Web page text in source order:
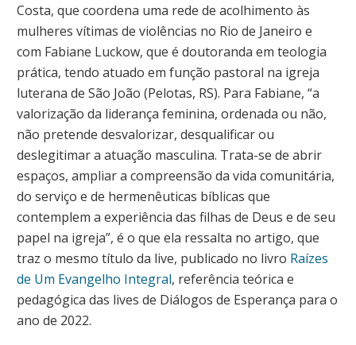
Costa, que coordena uma rede de acolhimento às
mulheres vítimas de violências no Rio de Janeiro e
com Fabiane Luckow, que é doutoranda em teologia
prática, tendo atuado em função pastoral na igreja
luterana de São João (Pelotas, RS). Para Fabiane, “a
valorização da liderança feminina, ordenada ou não,
não pretende desvalorizar, desqualificar ou
deslegitimar a atuação masculina. Trata-se de abrir
espaços, ampliar a compreensão da vida comunitária,
do serviço e de hermenêuticas bíblicas que
contemplem a experiência das filhas de Deus e de seu
papel na igreja”, é o que ela ressalta no artigo, que
traz o mesmo título da live, publicado no livro Raízes
de Um Evangelho Integral, referência teórica e
pedagógica das lives de Diálogos de Esperança para o
ano de 2022.